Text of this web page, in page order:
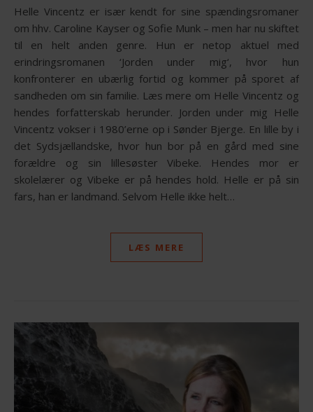
Helle Vincentz er især kendt for sine spændingsromaner
om hhv. Caroline Kayser og Sofie Munk – men har nu skiftet
til en helt anden genre. Hun er netop aktuel med
erindringsromanen ‘Jorden under mig‘, hvor hun
konfronterer en ubærlig fortid og kommer på sporet af
sandheden om sin familie. Læs mere om Helle Vincentz og
hendes forfatterskab herunder. Jorden under mig Helle
Vincentz vokser i 1980’erne op i Sønder Bjerge. En lille by i
det Sydsjællandske, hvor hun bor på en gård med sine
forældre og sin lillesøster Vibeke. Hendes mor er
skolelærer og Vibeke er på hendes hold. Helle er på sin
fars, han er landmand. Selvom Helle ikke helt…
LÆS MERE